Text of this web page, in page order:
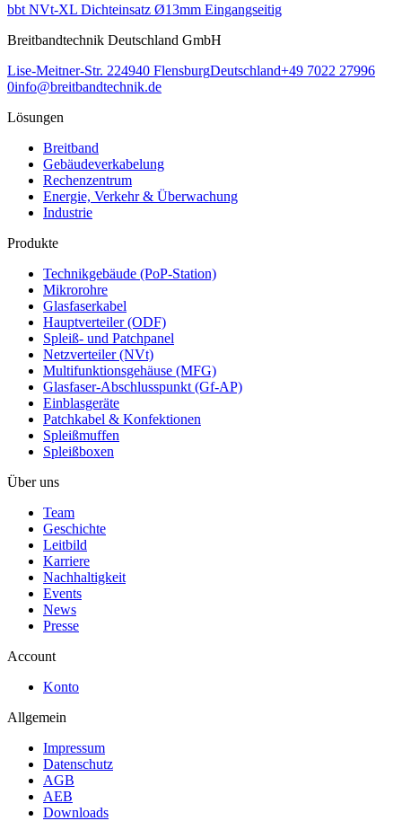
bbt NVt-XL Dichteinsatz Ø13mm Eingangseitig
Breitbandtechnik Deutschland GmbH
Lise-Meitner-Str. 224940 FlensburgDeutschland+49 7022 27996
0info@breitbandtechnik.de
Lösungen
Breitband
Gebäudeverkabelung
Rechenzentrum
Energie, Verkehr & Überwachung
Industrie
Produkte
Technikgebäude (PoP-Station)
Mikrorohre
Glasfaserkabel
Hauptverteiler (ODF)
Spleiß- und Patchpanel
Netzverteiler (NVt)
Multifunktionsgehäuse (MFG)
Glasfaser-Abschlusspunkt (Gf-AP)
Einblasgeräte
Patchkabel & Konfektionen
Spleißmuffen
Spleißboxen
Über uns
Team
Geschichte
Leitbild
Karriere
Nachhaltigkeit
Events
News
Presse
Account
Konto
Allgemein
Impressum
Datenschutz
AGB
AEB
Downloads